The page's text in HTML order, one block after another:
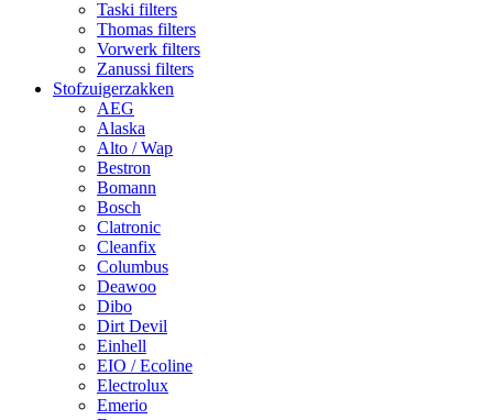
Taski filters
Thomas filters
Vorwerk filters
Zanussi filters
Stofzuigerzakken
AEG
Alaska
Alto / Wap
Bestron
Bomann
Bosch
Clatronic
Cleanfix
Columbus
Deawoo
Dibo
Dirt Devil
Einhell
EIO / Ecoline
Electrolux
Emerio